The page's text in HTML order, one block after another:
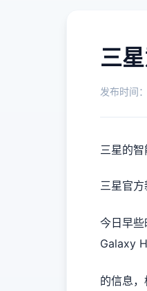
三
发布时间
三星的智
三星官
今日早些
Galaxy
的信息